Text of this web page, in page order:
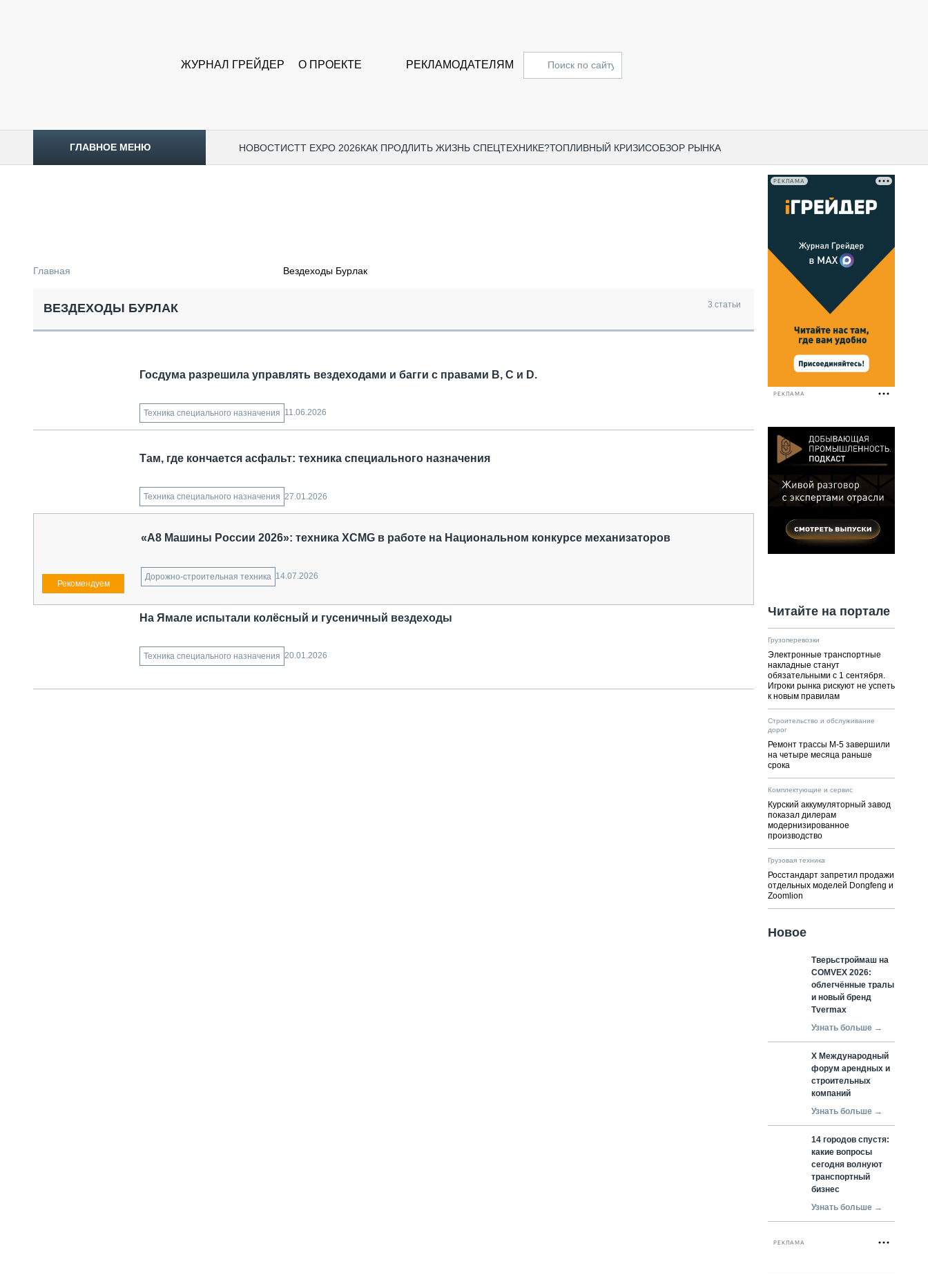
ЖУРНАЛ ГРЕЙДЕР О ПРОЕКТЕ РЕКЛАМОДАТЕЛЯМ
ГЛАВНОЕ МЕНЮ НОВОСТИCTT EXPO 2026КАК ПРОДЛИТЬ ЖИЗНЬ СПЕЦТЕХНИКЕ?ТОПЛИВНЫЙ КРИЗИСОБЗОР РЫНКА
СПЕЦТЕХНИКА И ТРАНСПОРТ
ГРУЗОПЕРЕВОЗКИ
ТЕХНИКА КРУПНЫМ ПЛАНОМ
ИСПЫТАТЕЛИ
ДОРОЖНАЯ ИНДУСТРИЯ
СЕРВИСМЕНЫ
КОМТРАНС 2021
БЛИЖАЙШИЕ МЕРОПРИЯТИЯ
ПАССАЖИРСКИЙ ТРАНСПОРТ
АВТОМАТИЗАЦИЯ И ТЕХНОЛОГИИ
Главная Вездеходы Бурлак
ВЕЗДЕХОДЫ БУРЛАК 3 статьи
Госдума разрешила управлять вездеходами и багги с правами B, C и D.
Техника специального назначения 11.06.2026
Там, где кончается асфальт: техника специального назначения
Техника специального назначения 27.01.2026
«А8 Машины России 2026»: техника XCMG в работе на Национальном конкурсе механизаторов
Дорожно-строительная техника 14.07.2026
На Ямале испытали колёсный и гусеничный вездеходы
Техника специального назначения 20.01.2026
РЕКЛАМА
РЕКЛАМА
Читайте на портале
Грузоперевозки
Электронные транспортные
накладные станут
обязательными с 1 сентября.
Игроки рынка рискуют не успеть
к новым правилам
Строительство и обслуживание
дорог
Ремонт трассы М-5 завершили
на четыре месяца раньше
срока
Комплектующие и сервис
Курский аккумуляторный завод
показал дилерам
модернизированное
производство
Грузовая техника
Росстандарт запретил продажи
отдельных моделей Dongfeng и
Zoomlion
Новое
Тверьстроймаш на
COMVEX 2026:
облегчённые тралы
и новый бренд
Tvermax
Узнать больше →
X Международный
форум арендных и
строительных
компаний
Узнать больше →
14 городов спустя:
какие вопросы
сегодня волнуют
транспортный
бизнес
Узнать больше →
РЕКЛАМА